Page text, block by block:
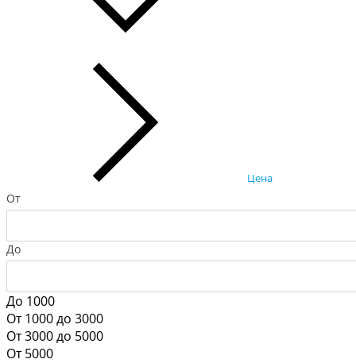
Цена
От
До
До 1000
От 1000 до 3000
От 3000 до 5000
От 5000